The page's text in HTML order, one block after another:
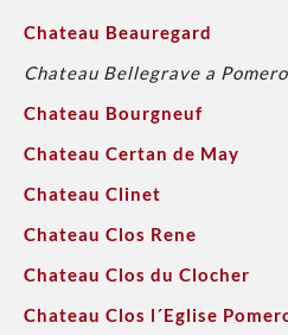
Chateau Beauregard
Chateau Bellegrave a
Chateau Bourgneuf
Chateau Certan de May
Chateau Clinet
Chateau Clos Rene
Chateau Clos du Clocher
Chateau Clos l´Eglise